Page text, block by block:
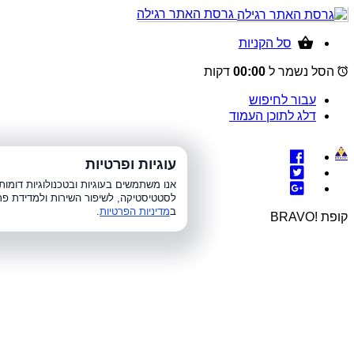
גרסת האתר רגילה
סל הקניות
הסל נשמר ל 00:00 דקות
עבור לחיפוש
דלג לתוכן העמוד
קופת !BRAVO
עוגיות ופרטיות
אנו משתמשים בעוגיות ובטכנולוגיות
לסטטיסטיקה, לשיפור השירות ולמדידת
במדיניות הפרטיות